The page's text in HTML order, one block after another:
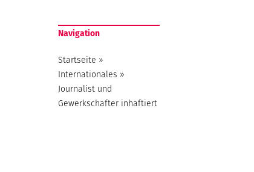
Navigation
Startseite »
Internationales »
Journalist und
Gewerkschafter inhaftiert